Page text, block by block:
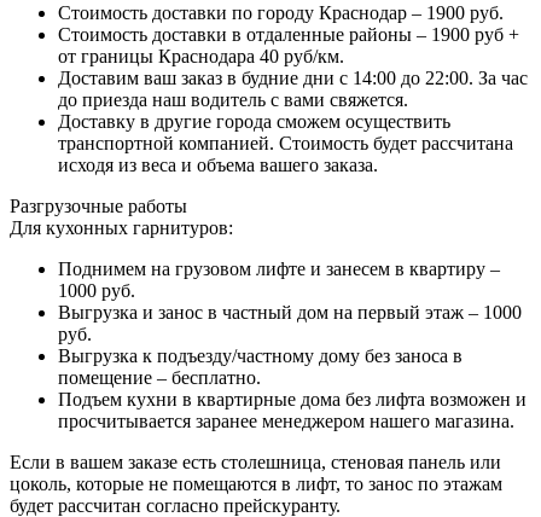
Стоимость доставки по городу Краснодар – 1900 руб.
Стоимость доставки в отдаленные районы – 1900 руб +
от границы Краснодара 40 руб/км.
Доставим ваш заказ в будние дни с 14:00 до 22:00. За час
до приезда наш водитель с вами свяжется.
Доставку в другие города сможем осуществить
транспортной компанией. Стоимость будет рассчитана
исходя из веса и объема вашего заказа.
Разгрузочные работы
Для кухонных гарнитуров:
Поднимем на грузовом лифте и занесем в квартиру –
1000 руб.
Выгрузка и занос в частный дом на первый этаж – 1000
руб.
Выгрузка к подъезду/частному дому без заноса в
помещение – бесплатно.
Подъем кухни в квартирные дома без лифта возможен и
просчитывается заранее менеджером нашего магазина.
Если в вашем заказе есть столешница, стеновая панель или
цоколь, которые не помещаются в лифт, то занос по этажам
будет рассчитан согласно прейскуранту.